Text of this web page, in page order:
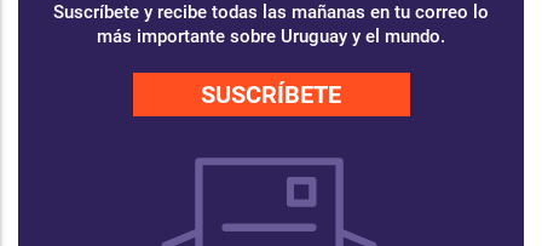
Suscríbete y recibe todas las mañanas en tu correo lo
más importante sobre Uruguay y el mundo.
SUSCRÍBETE